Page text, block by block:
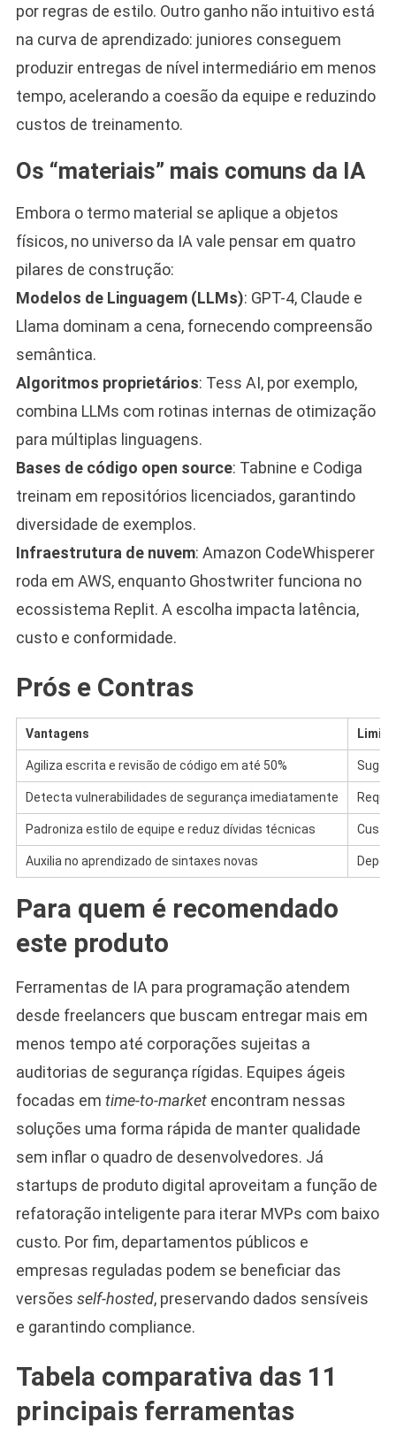
por regras de estilo. Outro ganho não intuitivo está
na curva de aprendizado: juniores conseguem
produzir entregas de nível intermediário em menos
tempo, acelerando a coesão da equipe e reduzindo
custos de treinamento.
Os “materiais” mais comuns da IA
Embora o termo material se aplique a objetos
físicos, no universo da IA vale pensar em quatro
pilares de construção:
Modelos de Linguagem (LLMs): GPT-4, Claude e
Llama dominam a cena, fornecendo compreensão
semântica.
Algoritmos proprietários: Tess AI, por exemplo,
combina LLMs com rotinas internas de otimização
para múltiplas linguagens.
Bases de código open source: Tabnine e Codiga
treinam em repositórios licenciados, garantindo
diversidade de exemplos.
Infraestrutura de nuvem: Amazon CodeWhisperer
roda em AWS, enquanto Ghostwriter funciona no
ecossistema Replit. A escolha impacta latência,
custo e conformidade.
Prós e Contras
Vantagens
Agiliza escrita e revisão de código em até 50%
Detecta vulnerabilidades de segurança imediatamente
Padroniza estilo de equipe e reduz dívidas técnicas Custo
Auxilia no aprendizado de sintaxes novas
Para quem é recomendado
este produto
Ferramentas de IA para programação atendem
desde freelancers que buscam entregar mais em
menos tempo até corporações sujeitas a
auditorias de segurança rígidas. Equipes ágeis
focadas em time-to-marketencontram nessas
soluções uma forma rápida de manter qualidade
sem inflar o quadro de desenvolvedores. Já
startups de produto digital aproveitam a função de
refatoração inteligente para iterar MVPs com baixo
custo. Por fim, departamentos públicos e
empresas reguladas podem se beneficiar das
versões self-hosted, preservando dados sensíveis
e garantindo compliance.
Tabela comparativa das 11
principais ferramentas